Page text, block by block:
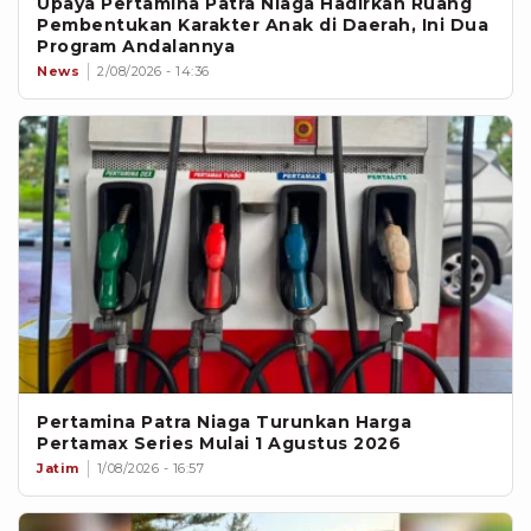
Patra Niaga, serta sejumlah mitra
strategis dan pelaku industri energi.
Pembentukan Karakter Anak di Daerah, Ini Dua
Program Andalannya
News 2/08/2026 - 14:36
Pertamina Patra Niaga Turunkan Harga
Pertamax Series Mulai 1 Agustus 2026
Jatim 1/08/2026 - 16:57